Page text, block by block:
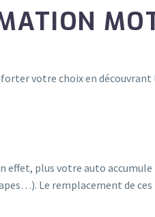
votre choix en
plus votre auto
Le remplacement de ces